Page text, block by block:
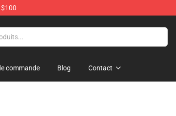
commande Blog Contact